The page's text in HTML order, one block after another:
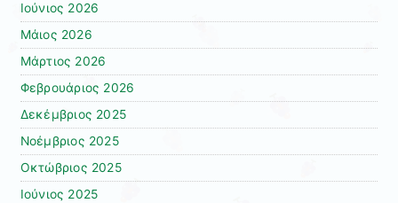
Ιούνιος 2026
Μάιος 2026
Μάρτιος 2026
Φεβρουάριος 2026
Δεκέμβριος 2025
Νοέμβριος 2025
Οκτώβριος 2025
Ιούνιος 2025